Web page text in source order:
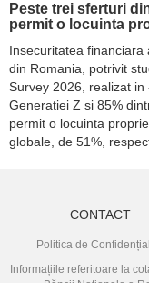
Peste trei sferturi
permit o locuinta
Insecuritatea
din Romania, potrivit
Survey 2026, realizat
Generatiei Z si 85%
permit o locuinta
globale, de 51%,
CONTACT
Politica de
Informațiile referitoare la